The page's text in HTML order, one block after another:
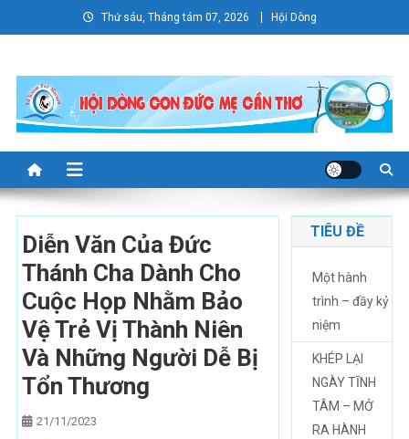
to
Thứ sáu, Tháng tám 07, 2026 Hội Dòng
Diễn Văn Của Đức
Thánh Cha Dành Cho
Cuộc Họp Nhằm Bảo
Vệ Trẻ Vị Thành Niên
Và Những Người Dễ Bị
Tổn Thương
21/11/2023
TIÊU ĐỀ
Một hành
trình – đầy kỷ
niệm
KHÉP LẠI
NGÀY TĨNH
TÂM – MỞ
RA HÀNH